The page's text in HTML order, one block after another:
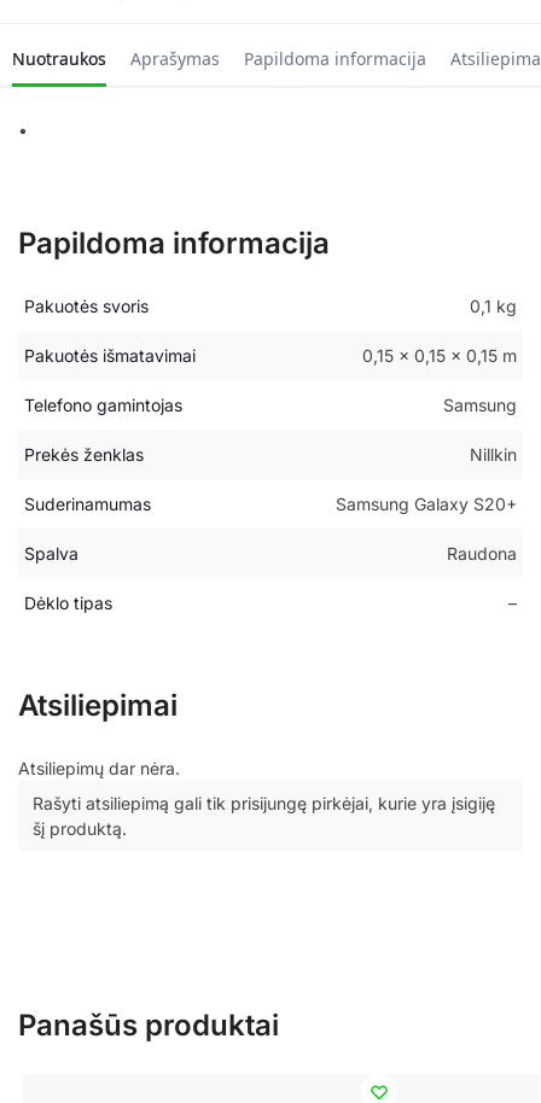
Nuotraukos Aprašymas Papildoma informacija
•
Papildoma informacija
Pakuotės svoris 0,1 kg
Pakuotės išmatavimai 0,15 × 0,15 × 0,15 m
Telefono gamintojas Samsung
Prekės ženklas Nillkin
Suderinamumas Samsung Galaxy S20+
Spalva Raudona
Dėklo tipas –
Atsiliepimai
Atsiliepimų dar nėra.
Rašyti atsiliepimą gali tik prisijungę pirkėjai, kurie yra įsigiję
šį produktą.
Panašūs produktai